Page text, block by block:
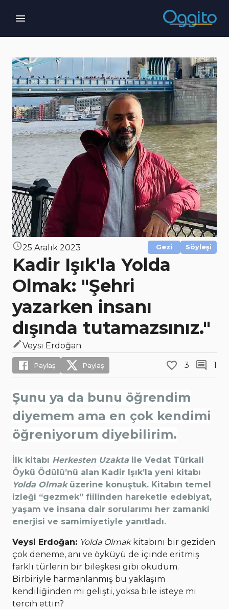
25 Aralık 2023 Gezi Söyleşi
Kadir Işık'la Yolda
Olmak: "Şehri
yazarken insanı
dışında tutamazsınız."
Veysi Erdoğan
Paylaş Paylaş 3 1
Şunu ya da bunu öğrendim
diyemem ama en çok kendimi
öğreniyorum diyebilirim.
İlk kitabı Herkesten Uzakta ile Vedat Türkali
Öykü Ödülü’nü alan Kadir Işık’la yeni kitabı
Yolda Olmaküzerine konuştuk. Kitabın temel
izleği “gezmek” fiilinden hareketle edebiyat,
yaşam ve insana dair sorularımı her zamanki
enerjisi ve samimiyetiyle yanıtladı.
Veysi Erdoğan: Yolda Olmakkitabını bir geziden
çok deneme, anı ve öyküyü de içinde eritmiş
farklı türlerin bir bileşkesi gibi okudum.
Birbiriyle harmanlanmış bu yaklaşım
kendiliğinden mi gelişti, yoksa bile isteye mi
tercih ettin?